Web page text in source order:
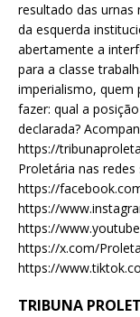
resultado das urnas
da esquerda
abertamente a
para a classe
imperialismo, quem
fazer: qual a
declarada?
https://
Proletária nas redes
https://
https://
https://
https://x.com/
https://
TRIBUNA